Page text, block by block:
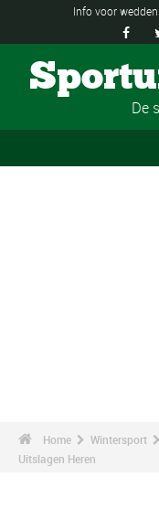
Info voor wedden

De
Home Wintersport
Uitslagen Heren